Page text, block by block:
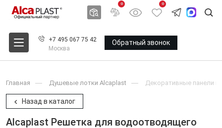
0 0
+7 495 067 75 42
Москва
Обратный звонок
Главная Душевые лотки Alcaplast Декоративные панели и
Назад в каталог
Alcaplast Решетка для водоотводящего